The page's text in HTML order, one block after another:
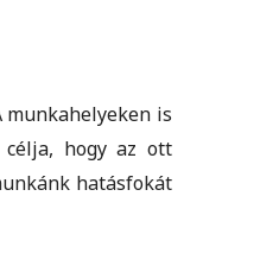
munkahelyeken is
hogy az ott
hatásfokát